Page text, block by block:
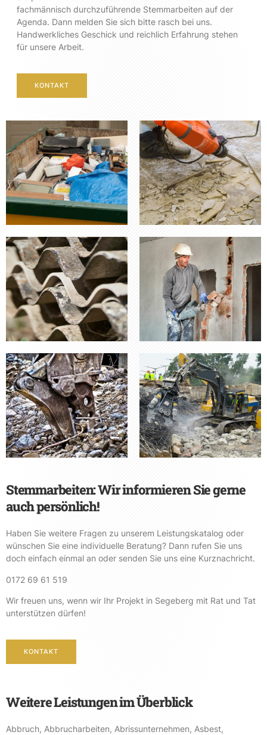
Stemmarbeiten: Wir informieren Sie gerne
auch persönlich!
Haben Sie weitere Fragen zu unserem Leistungskatalog oder
wünschen Sie eine individuelle Beratung? Dann rufen Sie uns
doch einfach einmal an oder senden Sie uns eine Kurznachricht.
0172 69 61 519
Wir freuen uns, wenn wir Ihr Projekt in Segeberg mit Rat und Tat
unterstützen dürfen!
KONTAKT
Weitere Leistungen im Überblick
Abbruch, Abbrucharbeiten, Abrissunternehmen, Asbest,
fachmännisch durchzuführende Stemmarbeiten auf der
Agenda. Dann melden Sie sich bitte rasch bei uns.
Handwerkliches Geschick und reichlich Erfahrung stehen
für unsere Arbeit.
KONTAKT